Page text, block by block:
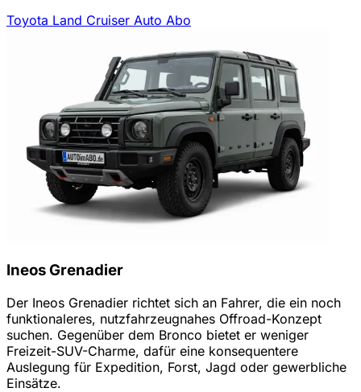
Toyota Land Cruiser Auto Abo
Ineos Grenadier
Der Ineos Grenadier richtet sich an Fahrer, die ein noch
funktionaleres, nutzfahrzeugnahes Offroad-Konzept
suchen. Gegenüber dem Bronco bietet er weniger
Freizeit-SUV-Charme, dafür eine konsequentere
Auslegung für Expedition, Forst, Jagd oder gewerbliche
Einsätze.